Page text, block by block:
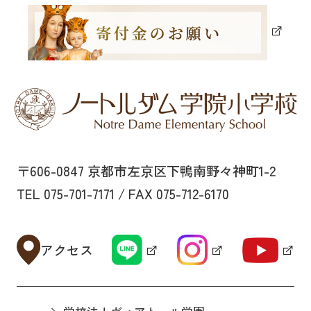
〒606-0847 京都市左京区下鴨南野々神町1-2
TEL 075-701-7171 / FAX 075-712-6170
アクセス